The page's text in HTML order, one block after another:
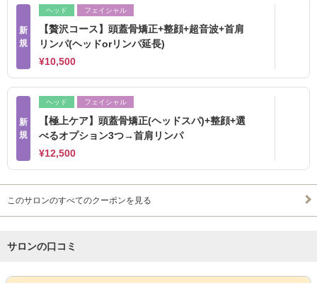
新
規
ヘッド フェイシャル
【贅沢コース】頭蓋骨矯正+整顔+超音波+首肩
リンパ(ヘッドorリンパ延長)
¥10,500
新
規
ヘッド フェイシャル
【極上ケア】頭蓋骨矯正(ヘッドスパ)+整顔+選
べるオプション3つ→首肩リンパ
¥12,500
このサロンのすべてのクーポンを見る
サロンの口コミ
サロンPick Up